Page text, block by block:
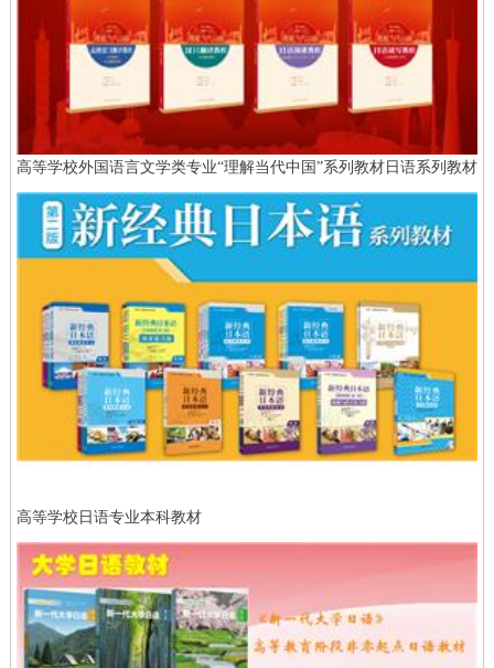
高等学校外国语言文学类专业“理解当代中国”系列教材日语系列教材
高等学校日语专业本科教材